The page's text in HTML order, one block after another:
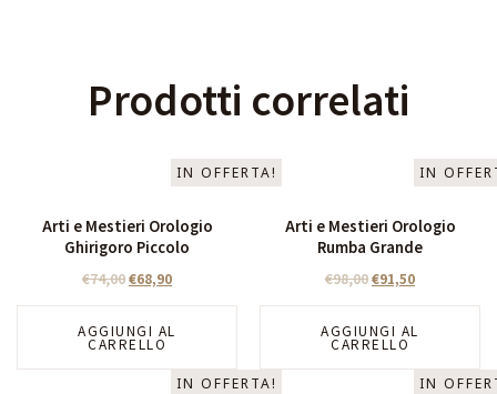
Prodotti correlati
IN OFFERTA!
Arti e Mestieri Orologio
Ghirigoro Piccolo
€74,00€68,90
AGGIUNGI AL
CARRELLO
IN
Arti e Mestieri Orologio
Rumba Grande
€98,00€91,50
AGGIUNGI AL
CARRELLO
IN OFFERTA! IN